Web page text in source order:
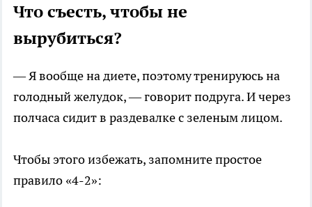
Что съесть, чтобы не
вырубиться?
— Я вообще на диете, поэтому тренируюсь на
голодный желудок, — говорит подруга. И через
полчаса сидит в раздевалке с зеленым лицом.
Чтобы этого избежать, запомните простое
правило «4-2»: